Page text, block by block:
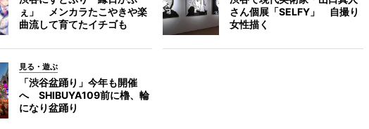
ぇ」 メンカラたこやきや楽
曲流して育てたイチゴも
さん個展「SELFY」 自撮り
女性描く
見る・遊ぶ
「渋谷盆踊り」今年も開催
へ SHIBUYA109前に櫓、輪
になり盆踊り